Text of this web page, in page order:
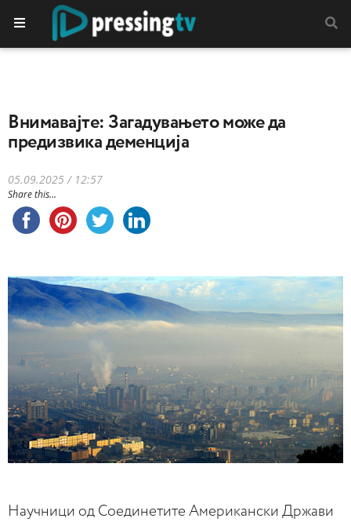
Внимавајте: Загадувањето може да
предизвика деменција
05.09.2025 / 12:57
Share this...
Научници од Соединетите Американски Држави